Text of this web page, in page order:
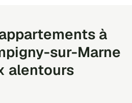
à
sur-Marne
alentours